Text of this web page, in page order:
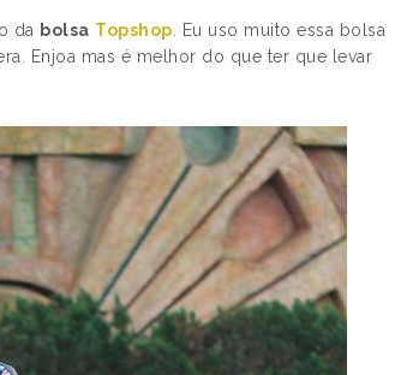
da bolsa Topshop . Eu uso muito essa bolsa
Enjoa mas é melhor do que ter que levar